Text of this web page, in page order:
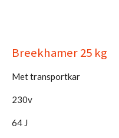
Breekhamer 25 kg
Met transportkar
230v
64 J